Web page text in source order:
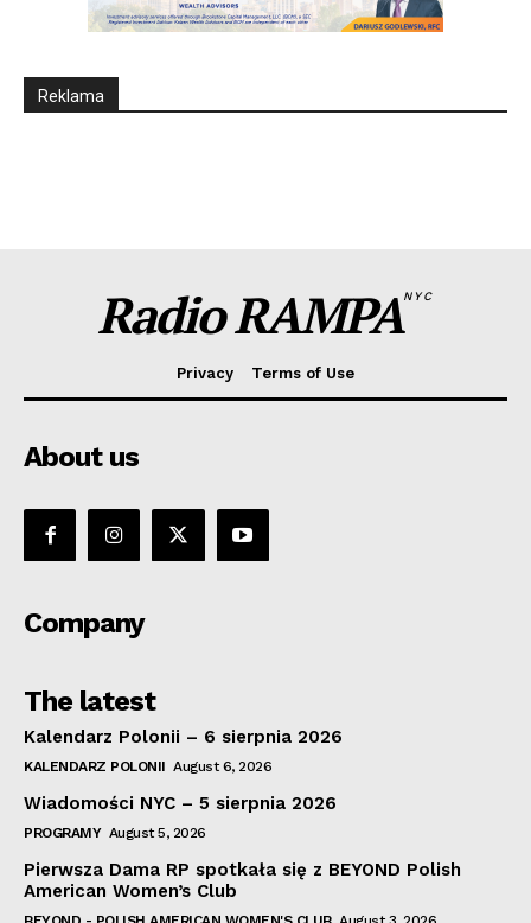
Reklama
Radio RAMPANYC
Privacy Terms of Use
About us
Company
The latest
Kalendarz Polonii – 6 sierpnia 2026
KALENDARZ POLONII August 6, 2026
Wiadomości NYC – 5 sierpnia 2026
PROGRAMY August 5, 2026
Pierwsza Dama RP spotkała się z BEYOND Polish
American Women’s Club